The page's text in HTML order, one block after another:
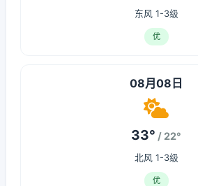
东风 1-3级
优
08月08日
33° / 22°
北风 1-3级
优